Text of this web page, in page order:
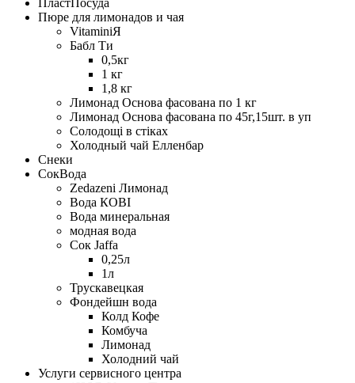
ПластПосуда
Пюре для лимонадов и чая
VitaminiЯ
Бабл Ти
0,5кг
1 кг
1,8 кг
Лимонад Основа фасована по 1 кг
Лимонад Основа фасована по 45г,15шт. в уп
Солодощі в стіках
Холодный чай Елленбар
Снеки
СокВода
Zedazeni Лимонад
Вода КОВІ
Вода минеральная
модная вода
Сок Jaffa
0,25л
1л
Трускавецкая
Фондейшн вода
Колд Кофе
Комбуча
Лимонад
Холодний чай
Услуги сервисного центра